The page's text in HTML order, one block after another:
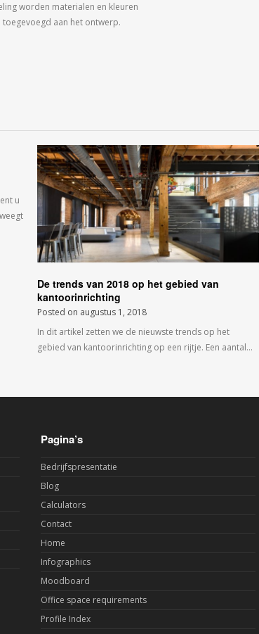
worden materialen en kleuren
toegevoegd aan het ontwerp.
u
De trends van 2018 op het gebied van
kantoorinrichting
Posted on augustus 1, 2018
In dit artikel zetten we de nieuwste trends op het
gebied van kantoorinrichting op een rijtje. Een aantal…
Pagina’s
Bedrijfspresentatie
Blog
Calculators
Contact
Home
Infographics
Moodboard
Office space requirements
Profile Index